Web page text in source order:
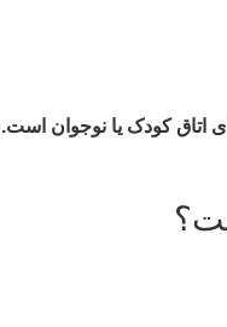
اتاق کودک یا